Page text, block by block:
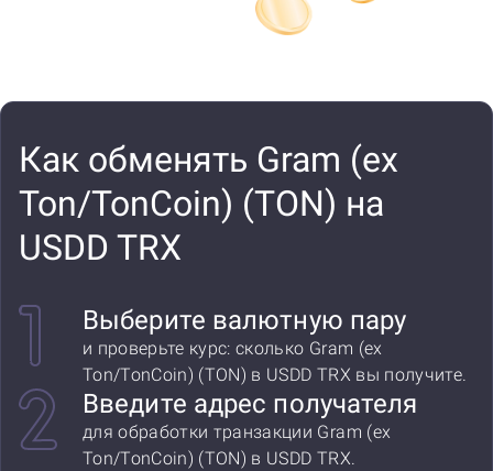
Как обменять Gram (ex
Ton/TonCoin) (TON) на
USDD TRX
Выберите валютную пару
и проверьте курс: сколько Gram (ex
Ton/TonCoin) (TON) в USDD TRX вы получите.
Введите адрес получателя
для обработки транзакции Gram (ex
Ton/TonCoin) (TON) в USDD TRX.